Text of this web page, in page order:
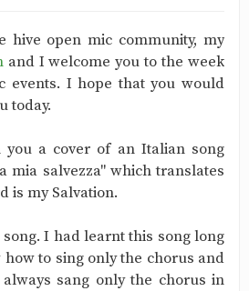
hive open mic community, my
and I welcome you to the week
events. I hope that you would
today.
you a cover of an Italian song
mia salvezza" which translates
is my Salvation.
I had learnt this song long
to sing only the chorus and
sang only the chorus in